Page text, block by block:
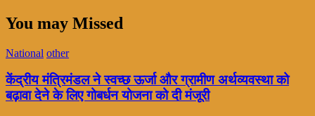
You may Missed
National other
केंद्रीय मंत्रिमंडल ने स्वच्छ ऊर्जा और ग्रामीण अर्थव्यवस्था को
बढ़ावा देने के लिए गोबर्धन योजना को दी मंजूरी